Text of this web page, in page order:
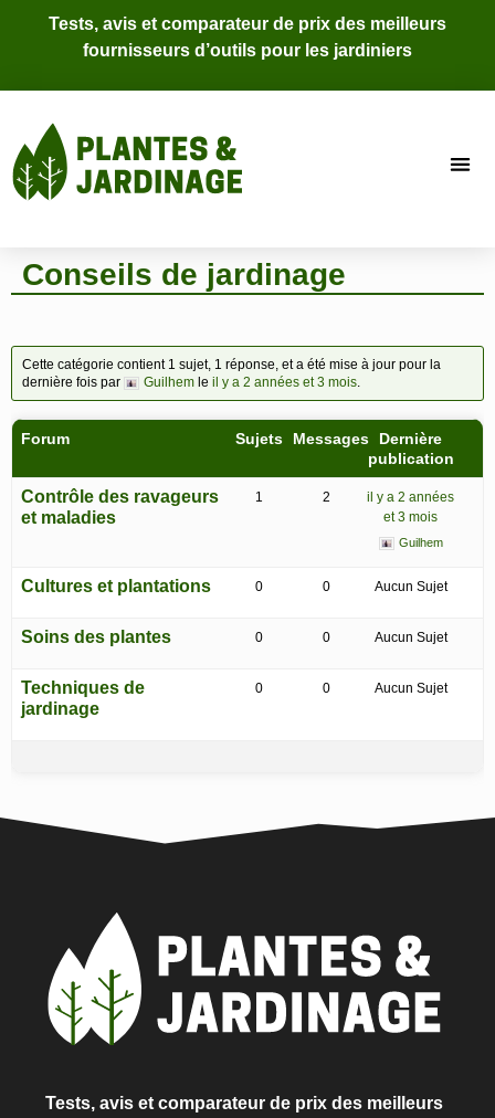
Tests, avis et comparateur de prix des meilleurs
fournisseurs d’outils pour les jardiniers
Conseils de jardinage
Cette catégorie contient 1 sujet, 1 réponse, et a été mise à jour pour la
dernière fois par
Guilhem leil y a 2 années et 3 mois.
Forum Sujets Messages
Dernière
publication
Contrôle des ravageurs
et maladies
1 2
il y a 2 années
et 3 mois
Guilhem
Cultures et plantations 0 0 Aucun Sujet
Soins des plantes 0 0 Aucun Sujet
Techniques de
jardinage
0 0 Aucun Sujet
Tests, avis et comparateur de prix des meilleurs